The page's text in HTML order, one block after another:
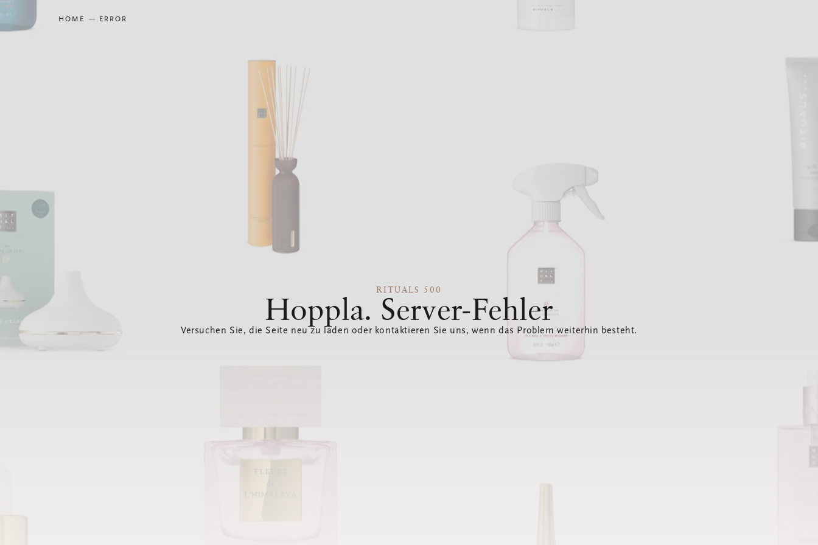
HOME ERROR
RITUALS 500
Hoppla. Server-Fehler
Versuchen Sie, die Seite neu zu laden oder kontaktieren Sie uns, wenn das Problem weiterhin besteht.